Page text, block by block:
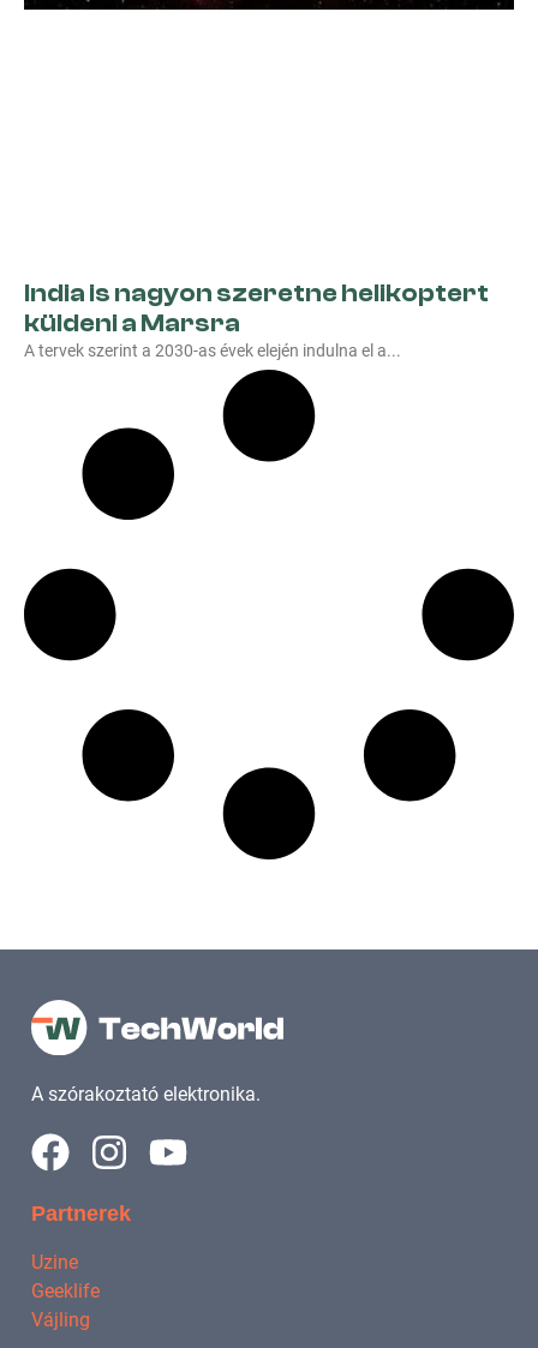
India is nagyon szeretne helikoptert
küldeni a Marsra
A tervek szerint a 2030-as évek elején indulna el a
A szórakoztató elektronika.
Partnerek
Uzine
Geeklife
Vájling